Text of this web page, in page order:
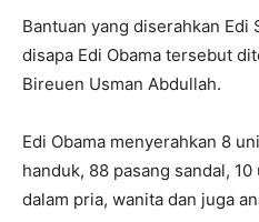
Bantuan yang diserahkan Edi
disapa Edi Obama tersebut
Bireuen Usman Abdullah.
Edi Obama menyerahkan 8
handuk, 88 pasang sandal,
dalam pria, wanita dan juga